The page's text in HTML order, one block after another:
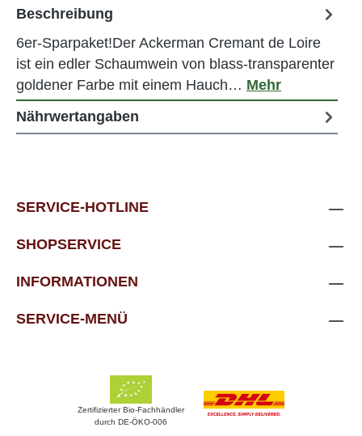
Beschreibung
6er-Sparpaket!Der Ackerman Cremant de Loire
ist ein edler Schaumwein von blass-transparenter
goldener Farbe mit einem Hauch… Mehr
Nährwertangaben
SERVICE-HOTLINE
SHOPSERVICE
INFORMATIONEN
SERVICE-MENÜ
Zertifizierter Bio-Fachhändler
durch DE-ÖKO-006